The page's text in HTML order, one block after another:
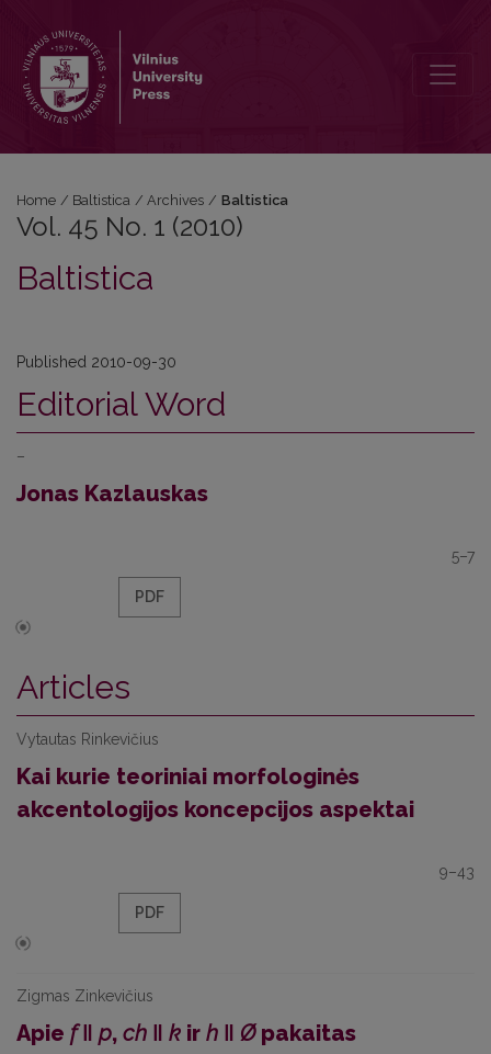
Home / Baltistica / Archives / Baltistica
Vol. 45 No. 1 (2010)
Baltistica
Published 2010-09-30
Editorial Word
–
Jonas Kazlauskas
5–7
PDF
Articles
Vytautas Rinkevičius
Kai kurie teoriniai morfologinės
akcentologijos koncepcijos aspektai
9–43
PDF
Zigmas Zinkevičius
Apie fǁ p, ch ǁ k ir h ǁ Øpakaitas